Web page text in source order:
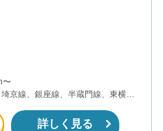
〜
京線、銀座線、半蔵門線、東横
千代田線）
詳しく見る